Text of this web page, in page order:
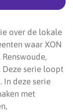
over de lokale
waar XON
Deze serie loopt
In deze serie
met